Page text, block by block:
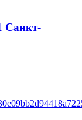
Санкт-